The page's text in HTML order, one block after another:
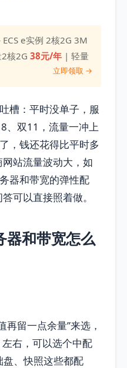
e实例 2核2G 3M
2核2G38元/年 | 轻量
立即领取 →
槽：平时没单子，服
、双11，流量一冲上
，钱还花得比平时多
站流量波动大，如
器和带宽的弹性配
可以直接照着做。
器和带宽怎么
再留一点余量”来选，
右，可以选个中配
、快照这些都配